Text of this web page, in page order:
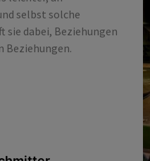
in unser
z.B.
mit